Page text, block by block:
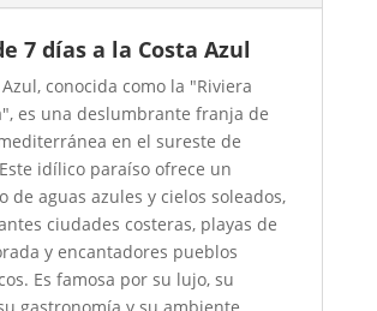
7 días a la Costa Azul
Azul, conocida como la "Riviera
es una deslumbrante franja de
en el sureste de
idílico paraíso ofrece un
de aguas azules y cielos soleados,
ciudades costeras, playas de
y encantadores pueblos
Es famosa por su lujo, su